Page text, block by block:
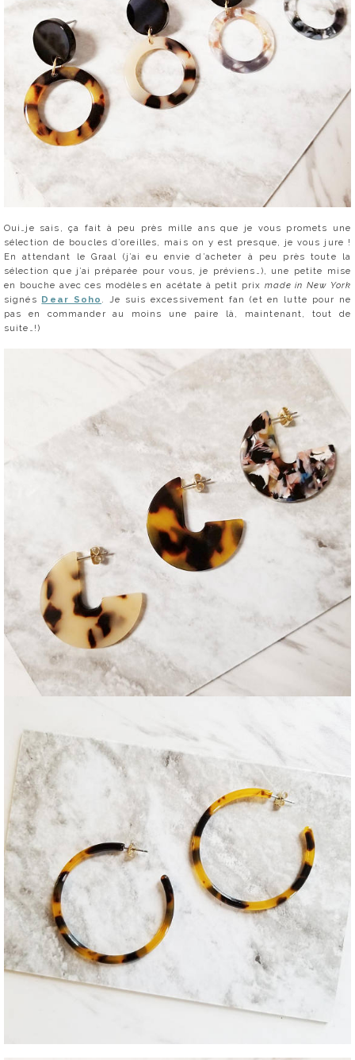
Oui…je sais, ça fait à peu près mille ans que je vous promets une
sélection de boucles d’oreilles, mais on y est presque, je vous jure !
En attendant le Graal (j’ai eu envie d’acheter à peu près toute la
sélection que j’ai préparée pour vous, je préviens…), une petite mise
en bouche avec ces modèles en acétate à petit prix made in New York
signés Dear Soho . Je suis excessivement fan (et en lutte pour ne
pas en commander au moins une paire là, maintenant, tout de
suite…!)